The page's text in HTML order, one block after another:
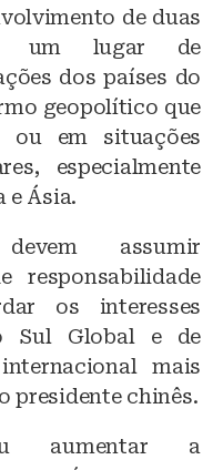
de duas
um lugar de
dos países do
geopolítico que
ou em situações
especialmente
e Ásia.
assumir
responsabilidade
os interesses
Sul Global e de
mais
presidente chinês.
aumentar a